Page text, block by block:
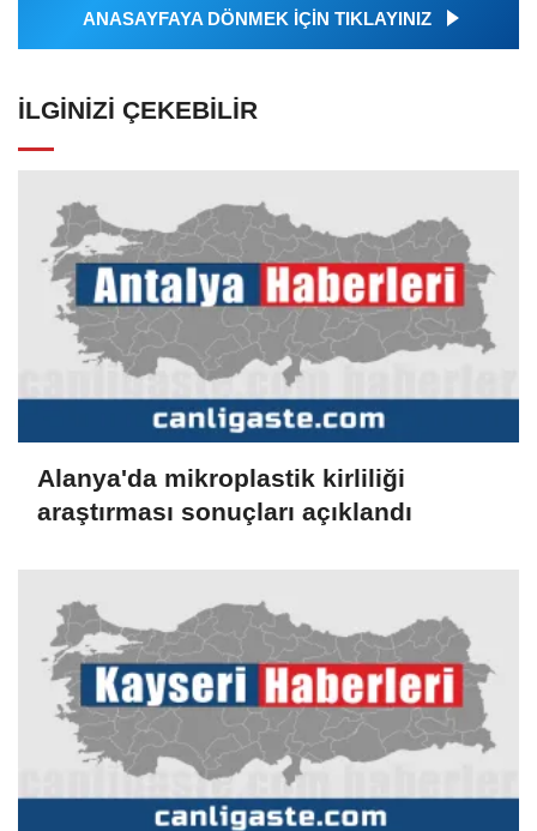
ANASAYFAYA DÖNMEK İÇİN TIKLAYINIZ
İLGINIZI ÇEKEBILIR
Alanya'da mikroplastik kirliliği
araştırması sonuçları açıklandı